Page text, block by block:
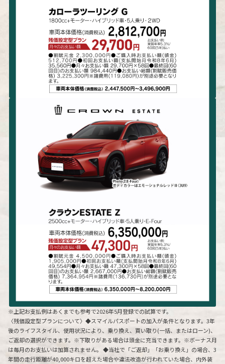
※上記お支払例はあくまでも参考で2026年5月登録での試算です。
〈残価設定型プランについて〉◆スマイルパスポートの加入が条件となります。3年
後のライフスタイル、使用状況により、乗り換え、買い取り(一括、またはローン)、
ご返却の選択ができます。※下取りがある場合は頭金に充当できます。※ボーナス月
は毎月のお支払いは加算されません。 ◆当社で「ご返却」「お乗り換え」の場合、3
年間の走行距離が40,000キロを超えた場合や違法改造が行われていた場合、内外装